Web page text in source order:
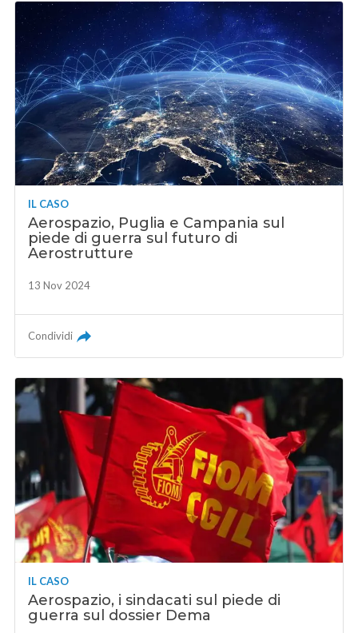
IL CASO
Aerospazio, Puglia e Campania sul
piede di guerra sul futuro di
Aerostrutture
13 Nov 2024
Condividi
IL CASO
Aerospazio, i sindacati sul piede di
guerra sul dossier Dema